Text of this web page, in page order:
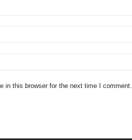
in this browser for the next time I comment.